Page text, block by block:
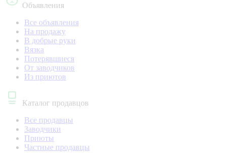
Объявления
Все объявления
На продажу
В добрые руки
Вязка
Потерявшиеся
От заводчиков
Из приютов
Каталог продавцов
Все продавцы
Заводчики
Приюты
Частные продавцы